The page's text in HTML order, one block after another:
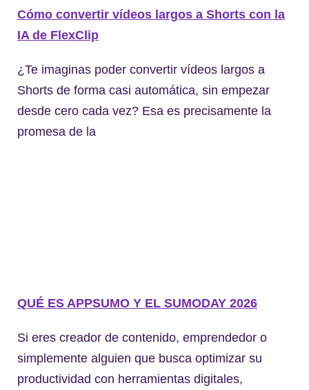
Cómo convertir vídeos largos a Shorts con la
IA de FlexClip
¿Te imaginas poder convertir vídeos largos a
Shorts de forma casi automática, sin empezar
desde cero cada vez? Esa es precisamente la
promesa de la
QUÉ ES APPSUMO Y EL SUMODAY 2026
Si eres creador de contenido, emprendedor o
simplemente alguien que busca optimizar su
productividad con herramientas digitales,